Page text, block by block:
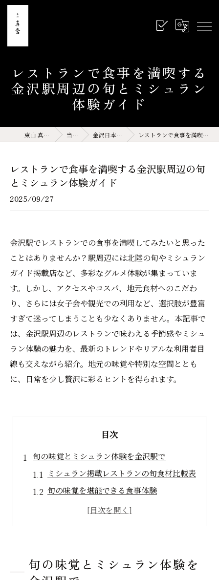
レストランで食事を満喫する
金沢駅周辺の旬とミシュラン
体験ガイド
東山 真営 石川県 金沢 和食 当店の特徴 金沢日本料理(サイト運営記事) レストランで食事を満喫する金沢駅周辺の旬とミシュラン体験ガイド
レストランで食事を満喫する金沢駅周辺の旬
とミシュラン体験ガイド
2025/09/27
金沢駅でレストランでの食事を満喫してみたいと思った
ことはありませんか？駅周辺には北陸の旬やミシュラン
ガイド掲載店など、多彩なグルメ体験が集まっていま
す。しかし、アクセスやコスパ、地元食材へのこだわ
り、さらには女子会や観光での利用など、選択肢が豊富
すぎて迷ってしまうことも少なくありません。本記事で
は、金沢駅周辺のレストランで味わえる季節感やミシュ
ラン体験の魅力を、最新のトレンドやリアルな利用者目
線も交えながら紹介。地元の味覚や特別な空間ととも
に、日常を少し贅沢に彩るヒントを得られます。
目次
旬の味覚とミシュラン体験を金沢駅で
ミシュラン掲載レストランの旬食材比較表
旬の味覚を堪能できる食事体験
季節感あふれるレストラン選びのコツ
地元食材で味わうミシュラン体験
金沢駅周辺で楽しむ話題のレストラン
金沢駅周辺レストランの話題度ランキング
旬の味覚とミシュラン体験を